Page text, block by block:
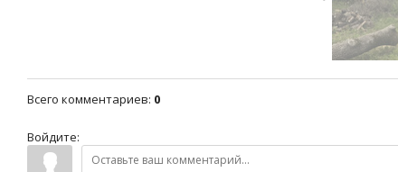
Всего комментариев: 0
Войдите: